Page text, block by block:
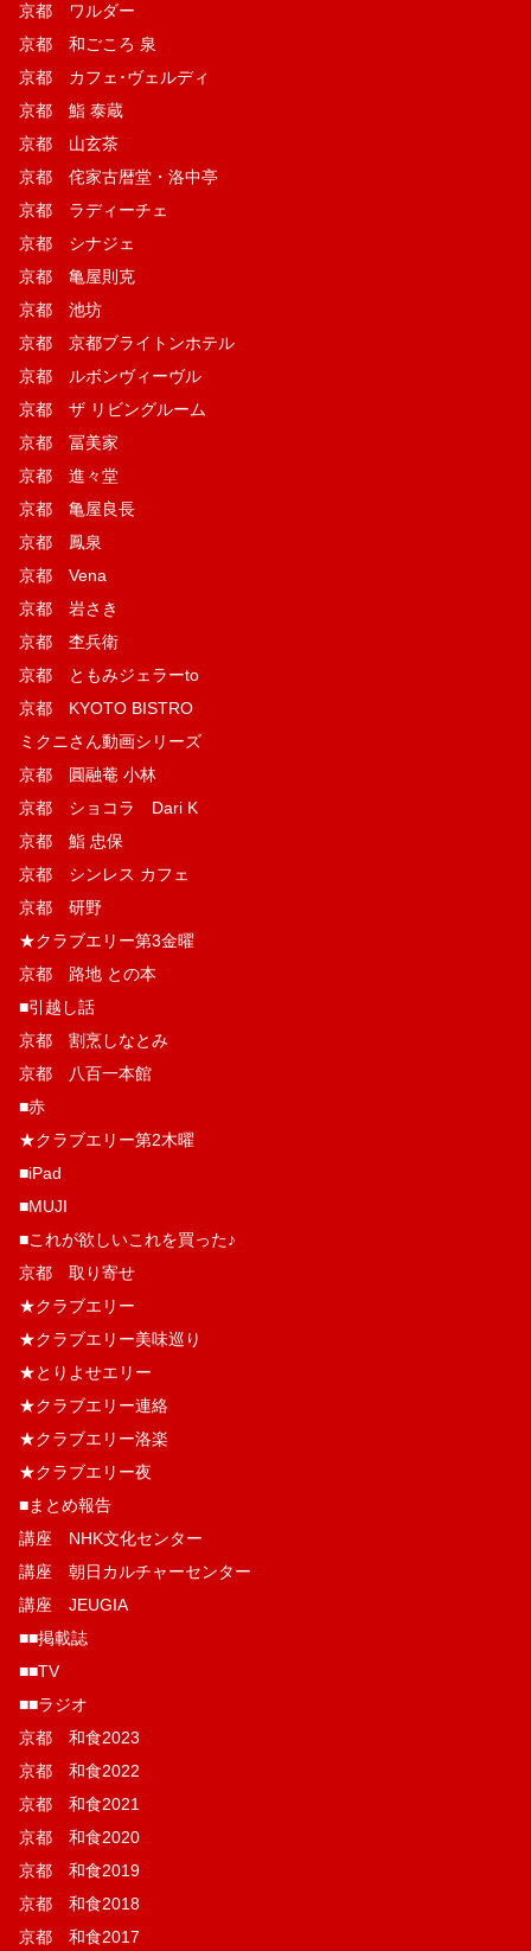
京都 ワルダー
京都 和ごころ 泉
京都 カフェ･ヴェルディ
京都 鮨 泰蔵
京都 山玄茶
京都 侘家古暦堂・洛中亭
京都 ラディーチェ
京都 シナジェ
京都 亀屋則克
京都 池坊
京都 京都ブライトンホテル
京都 ルボンヴィーヴル
京都 ザ リビングルーム
京都 冨美家
京都 進々堂
京都 亀屋良長
京都 鳳泉
京都 Vena
京都 岩さき
京都 杢兵衛
京都 ともみジェラーto
京都 KYOTO BISTRO
ミクニさん動画シリーズ
京都 圓融菴 小林
京都 ショコラ Dari K
京都 鮨 忠保
京都 シンレス カフェ
京都 研野
★クラブエリー第3金曜
京都 路地 との本
■引越し話
京都 割烹しなとみ
京都 八百一本館
■赤
★クラブエリー第2木曜
■iPad
■MUJI
■これが欲しいこれを買った♪
京都 取り寄せ
★クラブエリー
★クラブエリー美味巡り
★とりよせエリー
★クラブエリー連絡
★クラブエリー洛楽
★クラブエリー夜
■まとめ報告
講座 NHK文化センター
講座 朝日カルチャーセンター
講座 JEUGIA
■■掲載誌
■■TV
■■ラジオ
京都 和食2023
京都 和食2022
京都 和食2021
京都 和食2020
京都 和食2019
京都 和食2018
京都 和食2017